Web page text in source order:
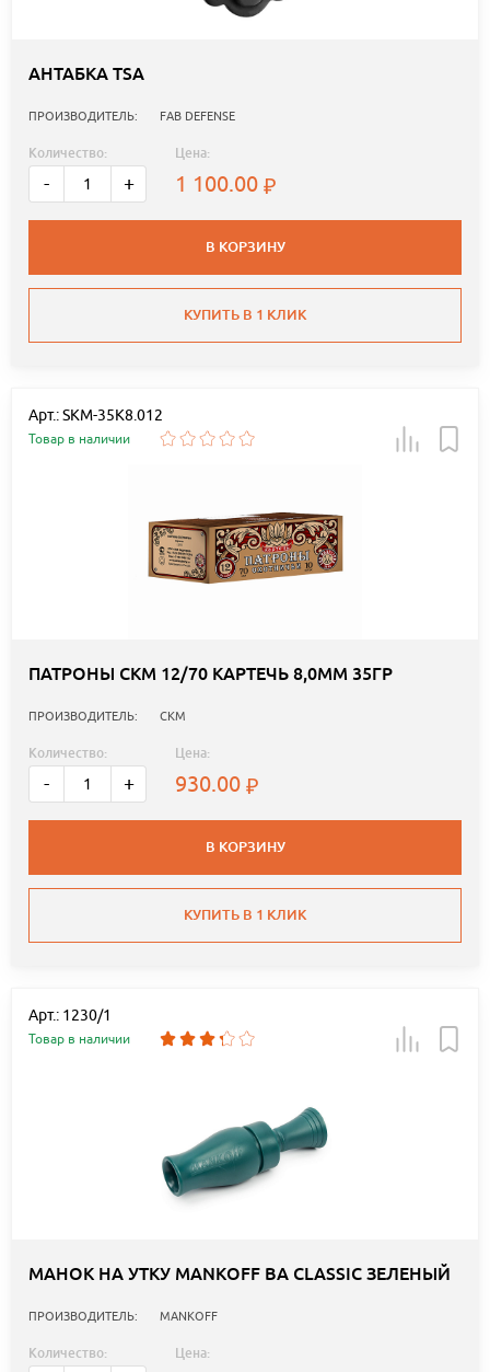
АНТАБКА TSA
ПРОИЗВОДИТЕЛЬ: FAB DEFENSE
Количество:
- +
Цена:
1 100.00
В КОРЗИНУ
КУПИТЬ В 1 КЛИК
Арт.: SKM-35K8.012
Товар в наличии
ПАТРОНЫ СКМ 12/70 КАРТЕЧЬ 8,0ММ 35ГР
ПРОИЗВОДИТЕЛЬ: СКМ
Количество:
- +
Цена:
930.00
В КОРЗИНУ
КУПИТЬ В 1 КЛИК
Арт.: 1230/1
Товар в наличии
МАНОК НА УТКУ MANKOFF BA CLASSIC ЗЕЛЕНЫЙ
ПРОИЗВОДИТЕЛЬ: MANKOFF
Количество: Цена: